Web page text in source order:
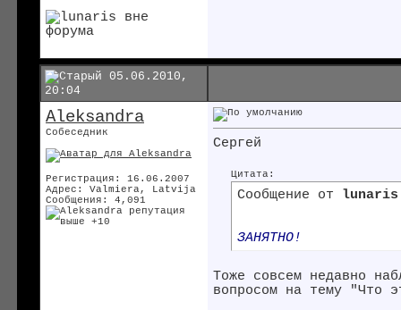
05.06.2010,
20:04
Aleksandra
Собеседник
Регистрация: 16.06.2007
Адрес: Valmiera, Latvija
Сообщения: 4,091
Сергей
Цитата:
Сообщение от lunaris
ЗАНЯТНО!
Тоже совсем недавно
вопросом на тему "Что